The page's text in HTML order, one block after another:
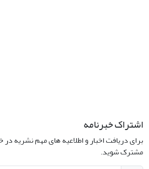
اشتراک خبرنامه
برای دریافت اخبار و اطلاعیه های مهم نشریه در
مشترک شوید.